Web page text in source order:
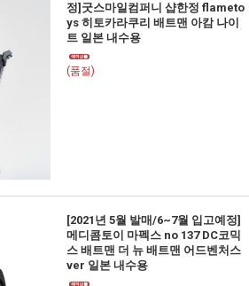
정]굿스마일컴퍼니 샵한정 flameto
ys 히토카라쿠리 배트맨 아캄 나이
트 일본 내수용
(품절)
[2021년 5월 발매/6~7월 입고예정]
메디콤토이 마펙스 no 137 DC코믹
스 배트맨 더 뉴 배트맨 어드벤처스
ver 일본 내수용